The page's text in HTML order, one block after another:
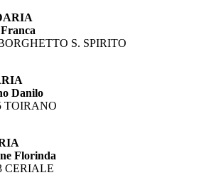
S. SPIRITO
Danilo
TOIRANO
Florinda
CERIALE